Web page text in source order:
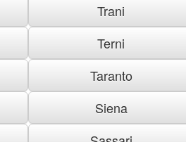
Trani
Terni
Taranto
Siena